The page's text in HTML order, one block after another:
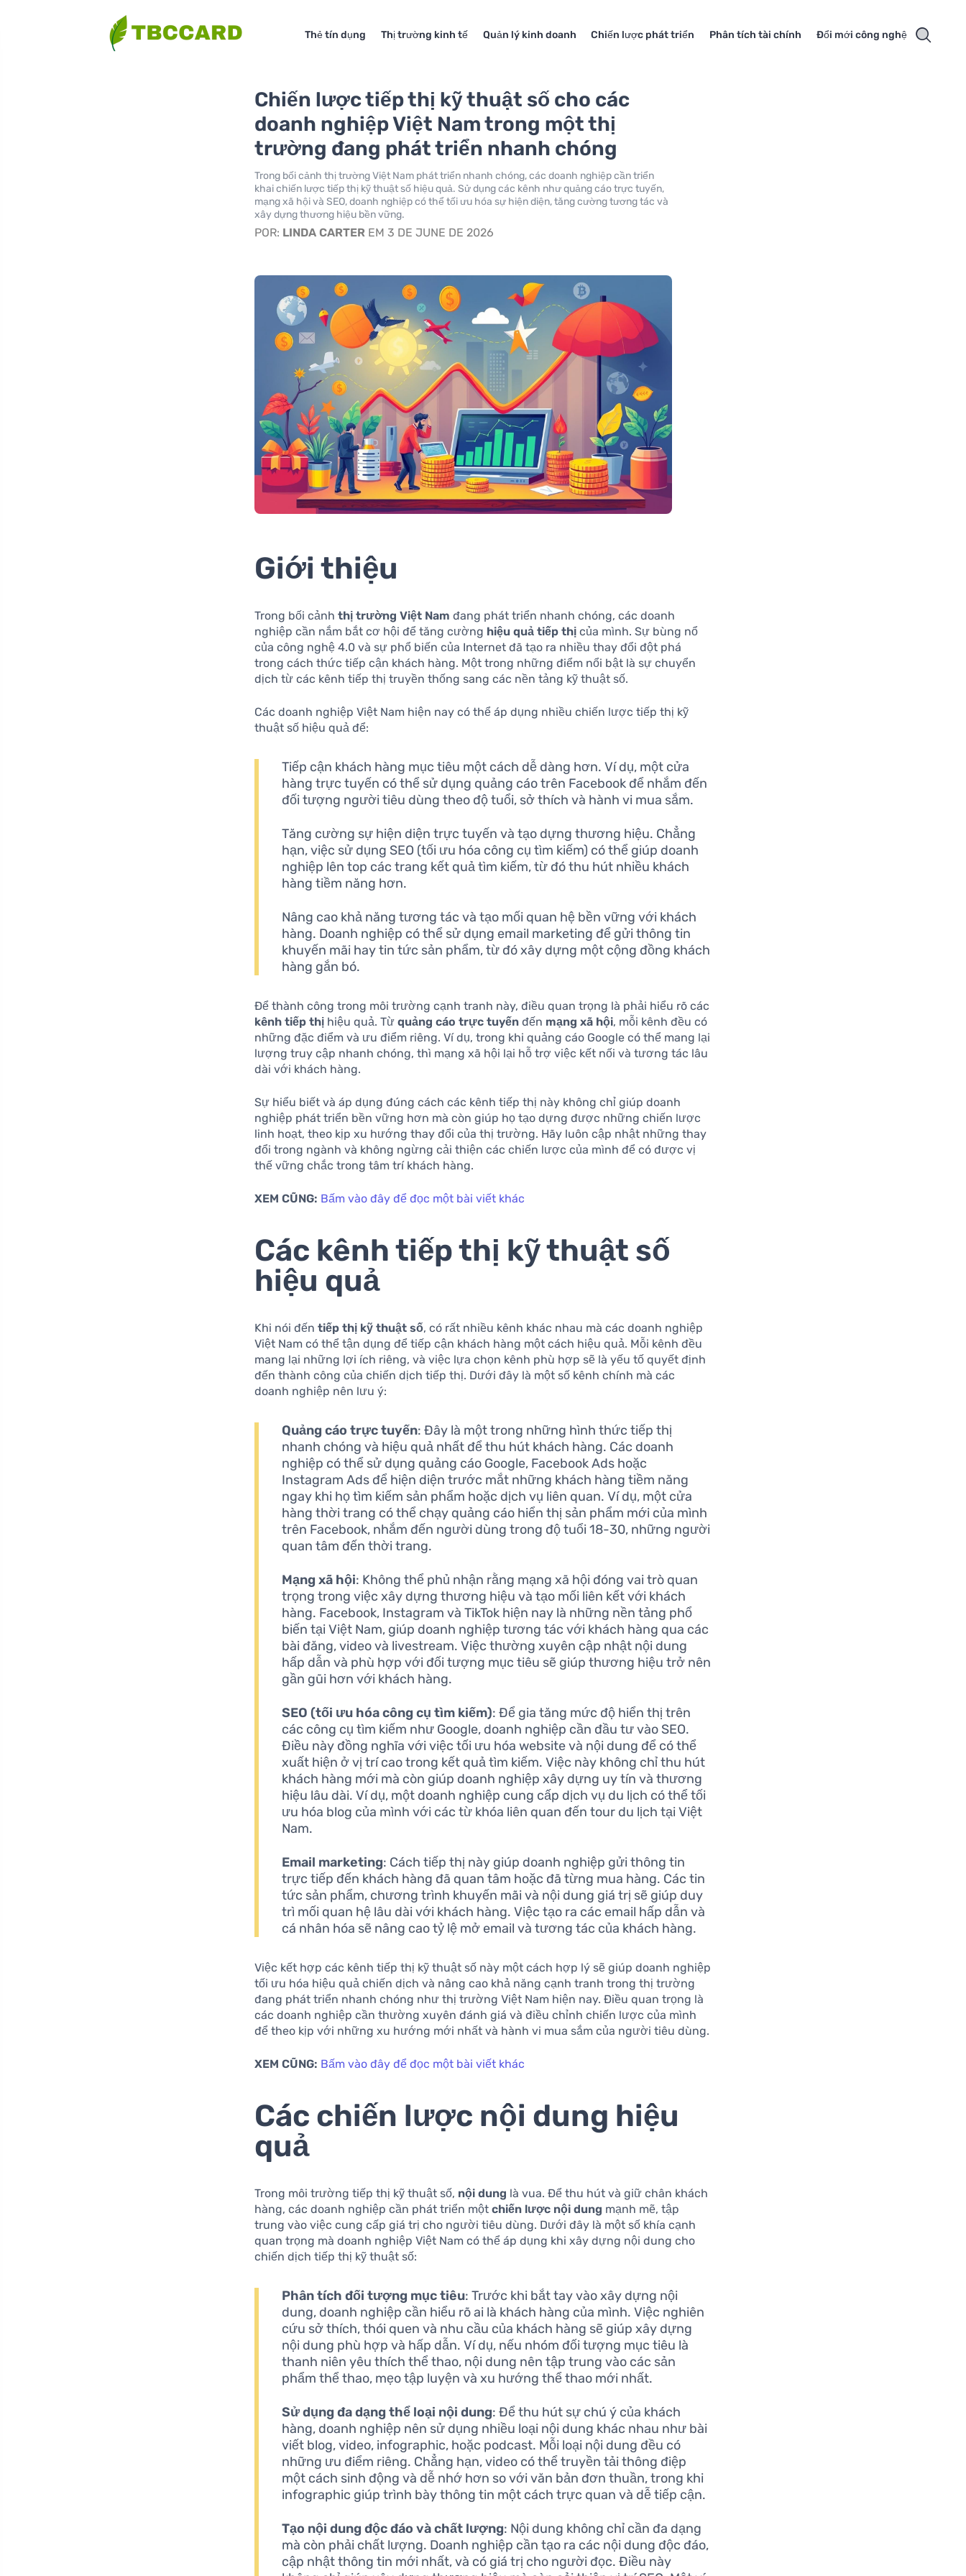
Thẻ tín dụng Thị trường kinh tế Quản lý kinh doanh Chiến lược phát triển Phân tích tài chính Đổi mới công nghệ
Chiến lược tiếp thị kỹ thuật số cho các
doanh nghiệp Việt Nam trong một thị
trường đang phát triển nhanh chóng
Trong bối cảnh thị trường Việt Nam phát triển nhanh chóng, các doanh nghiệp cần triển
khai chiến lược tiếp thị kỹ thuật số hiệu quả. Sử dụng các kênh như quảng cáo trực tuyến,
mạng xã hội và SEO, doanh nghiệp có thể tối ưu hóa sự hiện diện, tăng cường tương tác và
xây dựng thương hiệu bền vững.
POR: LINDA CARTER EM 3 DE JUNE DE 2026
Giới thiệu
Trong bối cảnhthị trường Việt Nam đang phát triển nhanh chóng, các doanh
nghiệp cần nắm bắt cơ hội để tăng cường hiệu quả tiếp thị của mình. Sự bùng nổ
của công nghệ 4.0 và sự phổ biến của Internet đã tạo ra nhiều thay đổi đột phá
trong cách thức tiếp cận khách hàng. Một trong những điểm nổi bật là sự chuyển
dịch từ các kênh tiếp thị truyền thống sang các nền tảng kỹ thuật số.
Các doanh nghiệp Việt Nam hiện nay có thể áp dụng nhiều chiến lược tiếp thị kỹ
thuật số hiệu quả để:
Tiếp cận khách hàng mục tiêu một cách dễ dàng hơn. Ví dụ, một cửa
hàng trực tuyến có thể sử dụng quảng cáo trên Facebook để nhắm đến
đối tượng người tiêu dùng theo độ tuổi, sở thích và hành vi mua sắm.
Tăng cường sự hiện diện trực tuyến và tạo dựng thương hiệu. Chẳng
hạn, việc sử dụng SEO (tối ưu hóa công cụ tìm kiếm) có thể giúp doanh
nghiệp lên top các trang kết quả tìm kiếm, từ đó thu hút nhiều khách
hàng tiềm năng hơn.
Nâng cao khả năng tương tác và tạo mối quan hệ bền vững với khách
hàng. Doanh nghiệp có thể sử dụng email marketing để gửi thông tin
khuyến mãi hay tin tức sản phẩm, từ đó xây dựng một cộng đồng khách
hàng gắn bó.
Để thành công trong môi trường cạnh tranh này, điều quan trọng là phải hiểu rõ các
kênh tiếp thị hiệu quả. Từquảng cáo trực tuyến đến mạng xã hội, mỗi kênh đều có
những đặc điểm và ưu điểm riêng. Ví dụ, trong khi quảng cáo Google có thể mang lại
lượng truy cập nhanh chóng, thì mạng xã hội lại hỗ trợ việc kết nối và tương tác lâu
dài với khách hàng.
Sự hiểu biết và áp dụng đúng cách các kênh tiếp thị này không chỉ giúp doanh
nghiệp phát triển bền vững hơn mà còn giúp họ tạo dựng được những chiến lược
linh hoạt, theo kịp xu hướng thay đổi của thị trường. Hãy luôn cập nhật những thay
đổi trong ngành và không ngừng cải thiện các chiến lược của mình để có được vị
thế vững chắc trong tâm trí khách hàng.
XEM CŨNG: Bấm vào đây để đọc một bài viết khác
Các kênh tiếp thị kỹ thuật số
hiệu quả
Khi nói đếntiếp thị kỹ thuật số, có rất nhiều kênh khác nhau mà các doanh nghiệp
Việt Nam có thể tận dụng để tiếp cận khách hàng một cách hiệu quả. Mỗi kênh đều
mang lại những lợi ích riêng, và việc lựa chọn kênh phù hợp sẽ là yếu tố quyết định
đến thành công của chiến dịch tiếp thị. Dưới đây là một số kênh chính mà các
doanh nghiệp nên lưu ý:
Quảng cáo trực tuyến: Đây là một trong những hình thức tiếp thị
nhanh chóng và hiệu quả nhất để thu hút khách hàng. Các doanh
nghiệp có thể sử dụng quảng cáo Google, Facebook Ads hoặc
Instagram Ads để hiện diện trước mắt những khách hàng tiềm năng
ngay khi họ tìm kiếm sản phẩm hoặc dịch vụ liên quan. Ví dụ, một cửa
hàng thời trang có thể chạy quảng cáo hiển thị sản phẩm mới của mình
trên Facebook, nhắm đến người dùng trong độ tuổi 18-30, những người
quan tâm đến thời trang.
Mạng xã hội: Không thể phủ nhận rằng mạng xã hội đóng vai trò quan
trọng trong việc xây dựng thương hiệu và tạo mối liên kết với khách
hàng. Facebook, Instagram và TikTok hiện nay là những nền tảng phổ
biến tại Việt Nam, giúp doanh nghiệp tương tác với khách hàng qua các
bài đăng, video và livestream. Việc thường xuyên cập nhật nội dung
hấp dẫn và phù hợp với đối tượng mục tiêu sẽ giúp thương hiệu trở nên
gần gũi hơn với khách hàng.
SEO (tối ưu hóa công cụ tìm kiếm): Để gia tăng mức độ hiển thị trên
các công cụ tìm kiếm như Google, doanh nghiệp cần đầu tư vào SEO.
Điều này đồng nghĩa với việc tối ưu hóa website và nội dung để có thể
xuất hiện ở vị trí cao trong kết quả tìm kiếm. Việc này không chỉ thu hút
khách hàng mới mà còn giúp doanh nghiệp xây dựng uy tín và thương
hiệu lâu dài. Ví dụ, một doanh nghiệp cung cấp dịch vụ du lịch có thể tối
ưu hóa blog của mình với các từ khóa liên quan đến tour du lịch tại Việt
Nam.
Email marketing: Cách tiếp thị này giúp doanh nghiệp gửi thông tin
trực tiếp đến khách hàng đã quan tâm hoặc đã từng mua hàng. Các tin
tức sản phẩm, chương trình khuyến mãi và nội dung giá trị sẽ giúp duy
trì mối quan hệ lâu dài với khách hàng. Việc tạo ra các email hấp dẫn và
cá nhân hóa sẽ nâng cao tỷ lệ mở email và tương tác của khách hàng.
Việc kết hợp các kênh tiếp thị kỹ thuật số này một cách hợp lý sẽ giúp doanh nghiệp
tối ưu hóa hiệu quả chiến dịch và nâng cao khả năng cạnh tranh trong thị trường
đang phát triển nhanh chóng như thị trường Việt Nam hiện nay. Điều quan trọng là
các doanh nghiệp cần thường xuyên đánh giá và điều chỉnh chiến lược của mình
để theo kịp với những xu hướng mới nhất và hành vi mua sắm của người tiêu dùng.
XEM CŨNG: Bấm vào đây để đọc một bài viết khác
Các chiến lược nội dung hiệu
quả
Trong môi trường tiếp thị kỹ thuật số, nội dung là vua. Để thu hút và giữ chân khách
hàng, các doanh nghiệp cần phát triển mộtchiến lược nội dung mạnh mẽ, tập
trung vào việc cung cấp giá trị cho người tiêu dùng. Dưới đây là một số khía cạnh
quan trọng mà doanh nghiệp Việt Nam có thể áp dụng khi xây dựng nội dung cho
chiến dịch tiếp thị kỹ thuật số:
Phân tích đối tượng mục tiêu: Trước khi bắt tay vào xây dựng nội
dung, doanh nghiệp cần hiểu rõ ai là khách hàng của mình. Việc nghiên
cứu sở thích, thói quen và nhu cầu của khách hàng sẽ giúp xây dựng
nội dung phù hợp và hấp dẫn. Ví dụ, nếu nhóm đối tượng mục tiêu là
thanh niên yêu thích thể thao, nội dung nên tập trung vào các sản
phẩm thể thao, mẹo tập luyện và xu hướng thể thao mới nhất.
Sử dụng đa dạng thể loại nội dung: Để thu hút sự chú ý của khách
hàng, doanh nghiệp nên sử dụng nhiều loại nội dung khác nhau như bài
viết blog, video, infographic, hoặc podcast. Mỗi loại nội dung đều có
những ưu điểm riêng. Chẳng hạn, video có thể truyền tải thông điệp
một cách sinh động và dễ nhớ hơn so với văn bản đơn thuần, trong khi
infographic giúp trình bày thông tin một cách trực quan và dễ tiếp cận.
Tạo nội dung độc đáo và chất lượng: Nội dung không chỉ cần đa dạng
mà còn phải chất lượng. Doanh nghiệp cần tạo ra các nội dung độc đáo,
cập nhật thông tin mới nhất, và có giá trị cho người đọc. Điều này